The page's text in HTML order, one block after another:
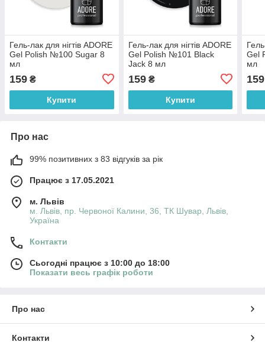
Гель-лак для нігтів ADORE
Gel Polish №100 Sugar 8
мл
159 ₴
Купити
Гель-лак для нігтів ADORE
Gel Polish №101 Black
Jack 8 мл
159₴
Купити
Gel
мл
159
Про нас
99% позитивних з 83 відгуків за рік
Працює з 17.05.2021
м. Львів
м. Львів, пр. Червоної Калини, 36, ТК Шувар, Львів,
Україна
Контакти
Сьогодні працює з 10:00 до 18:00
Показати весь графік роботи
Про нас
Контакти